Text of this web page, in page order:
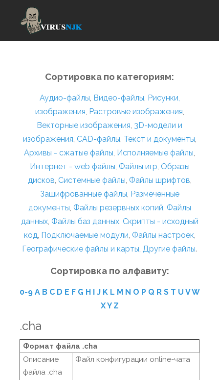
Сортировка по категориям:
Аудио-файлы, Видео-файлы, Рисунки,
изображения, Растровые изображения,
Векторные изображения, 3D-модели и
изображения, CAD-файлы, Текст и документы,
Архивы - сжатые файлы, Исполняемые файлы,
Интернет - web файлы, Файлы игр, Образы
дисков, Системные файлы, Файлы шрифтов,
Зашифрованные файлы, Размеченные
документы, Файлы резервных копий, Файлы
данных, Файлы баз данных, Скрипты - исходный
код, Подключаемые модули, Файлы настроек,
Географические файлы и карты, Другие файлы.
Сортировка по алфавиту:
0-9 A B C D E F G H I J K L M N O P Q R S T U VW
XY Z
.cha
Формат файла .cha
Описание
файла .cha
Файл конфигурации online-чата